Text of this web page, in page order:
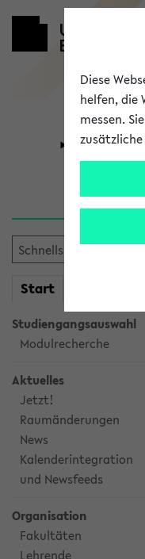
Universität
Start
Studiengangsauswahl
Modulrecherche
Aktuelles
Jetzt!
Raumänderungen
News
Kalenderintegration
und Newsfeeds
Organisation
Fakultäten
Lehrende
Diese
helfen, die
messen.